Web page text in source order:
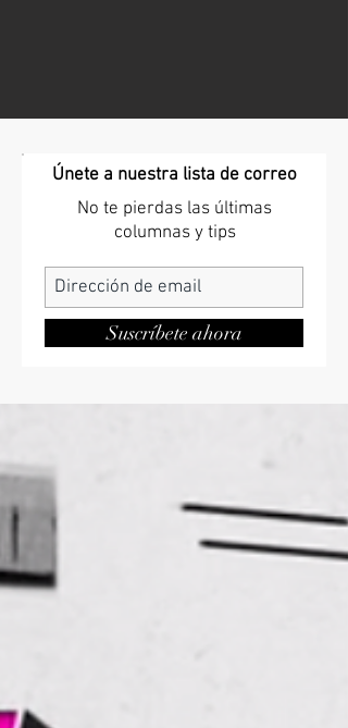
Únete a nuestra lista de correo
No te pierdas las últimas
columnas y tips
Suscríbete ahora